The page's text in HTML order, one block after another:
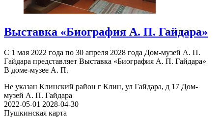
Выставка «Биография А. П. Гайдара»
С 1 мая 2022 года по 30 апреля 2028 года Дом-музей А. П.
Гайдара представляет Выставка «Биография А. П. Гайдара»
В доме-музее А. П.
Не указан Клинский район г Клин, ул Гайдара, д 17 Дом-
музей А. П. Гайдара
2022-05-01 2028-04-30
Пушкинская карта